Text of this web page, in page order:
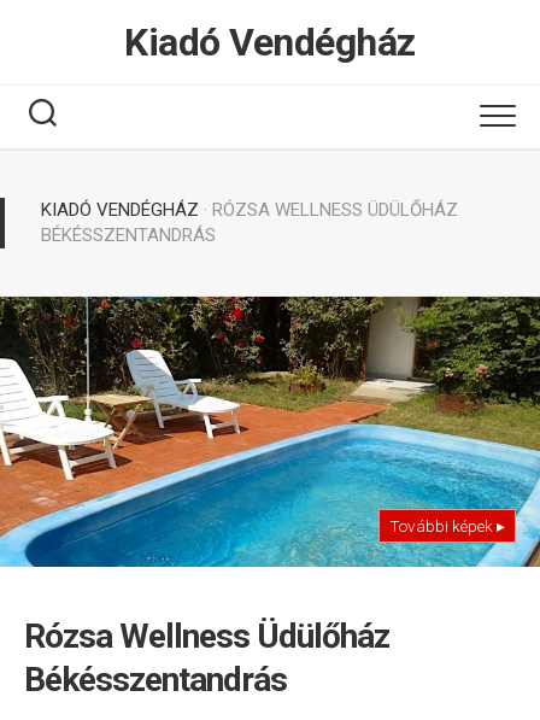
Kiadó Vendégház
KIADÓ VENDÉGHÁZ · RÓZSA WELLNESS ÜDÜLŐHÁZ
BÉKÉSSZENTANDRÁS
További képek ▸
Rózsa Wellness Üdülőház
Békésszentandrás